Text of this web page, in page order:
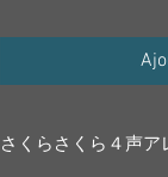
さくらさくら４声